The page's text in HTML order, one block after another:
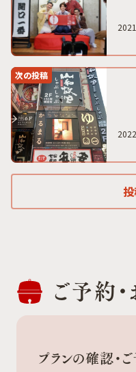
次の投稿
ご予約・
プランの確認・